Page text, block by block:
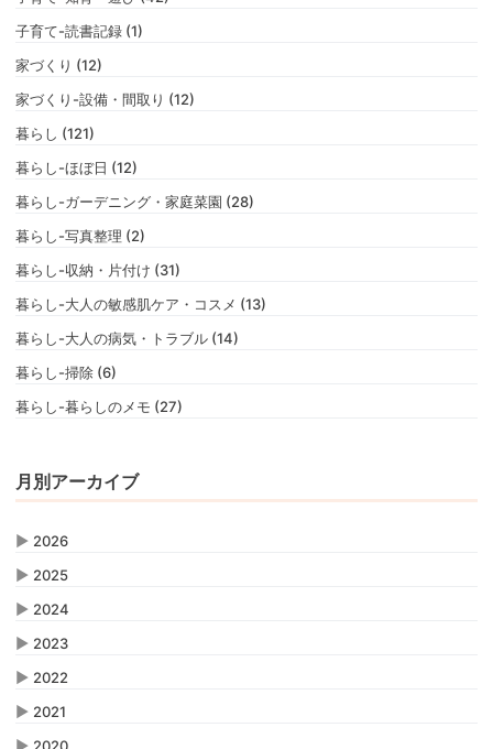
子育て-読書記録 (1)
家づくり (12)
家づくり-設備・間取り (12)
暮らし (121)
暮らし-ほぼ日 (12)
暮らし-ガーデニング・家庭菜園 (28)
暮らし-写真整理 (2)
暮らし-収納・片付け (31)
暮らし-大人の敏感肌ケア・コスメ (13)
暮らし-大人の病気・トラブル (14)
暮らし-掃除 (6)
暮らし-暮らしのメモ (27)
月別アーカイブ
▶ 2026
▶ 2025
▶ 2024
▶ 2023
▶ 2022
▶ 2021
▶ 2020